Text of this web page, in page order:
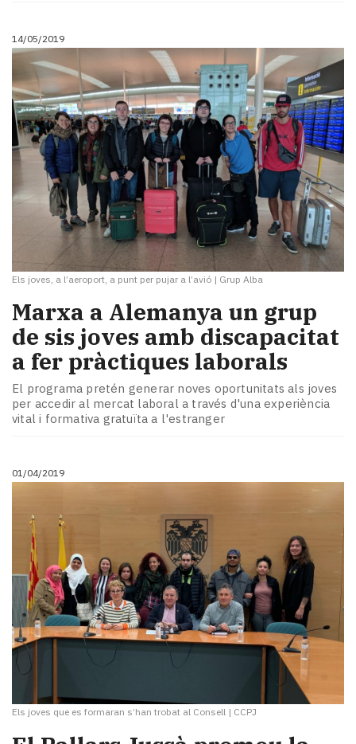
14/05/2019
Els joves, a l’aeroport, a punt per pujar a l’avió | Grup Alba
Marxa a Alemanya un grup
de sis joves amb discapacitat
a fer pràctiques laborals
El programa pretén generar noves oportunitats als joves
per accedir al mercat laboral a través d'una experiència
vital i formativa gratuïta a l'estranger
01/04/2019
Els joves que es formaran s’han trobat al Consell | CCPJ